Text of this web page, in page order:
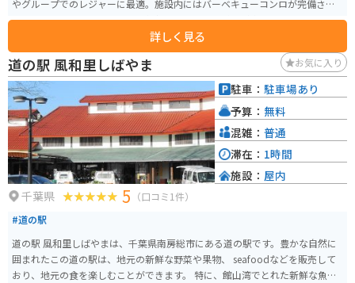
やグループでのレジャーに最適。施設内にはバーベキューコンロが完備され
ているため、手ぶらで訪れても気軽にアウトドア料理が楽しめます。バイク
ツーリングの途中に立ち寄るのにも便利な立地で、駐輪場も整備されていま
す。周辺には観光スポットも多く、ツーリングの休憩ポイントとしてもおす
すめです。天候に応じて施設の利用状況を事前に確認することをお忘れな
く。
詳しく見る
道の駅 風和里しばやま お気に入り
千葉県 5 （口コミ1件）
#道の駅
道の駅 風和里しばやまは、千葉県南房総市にある道の駅です。豊かな自然に
囲まれたこの道の駅は、地元の新鮮な野菜や果物、 seafoodなどを販売して
おり、地元の食を楽しむことができます。 特に、館山湾でとれた新鮮な魚介
駐車： 駐車場あり
予算： 無料
混雑： 普通
滞在： 1時間
施設： 屋内